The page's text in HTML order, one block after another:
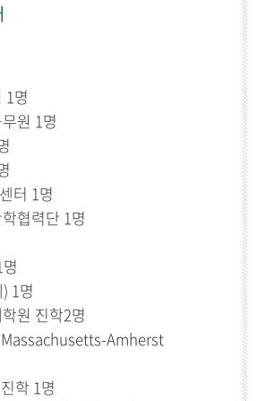
1명
원 1명
터 1명
협력단 1명
1명
원 진학2명
Amherst
학 1명